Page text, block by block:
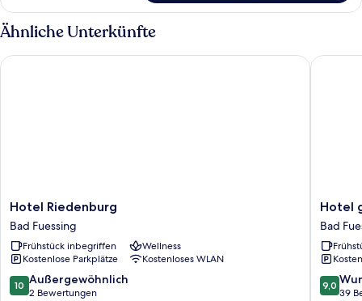
Einzelzimmer,
Balkon
Ähnliche Unterkünfte
Hotel
Riedenburg
Bad
Fuessing
Hotel Riedenburg
Bad Fuessing
Frühstück inbegriffen
Wellness
Kostenlose Parkplätze
Kostenloses WLAN
10.0
von
10 Außergewöhnlich
2 Bewertungen
Hotel Riedenburg
Hotel
garni
Bellevue
Bad
Hotel
Bad
9.0
von
9,0
39
Hotel